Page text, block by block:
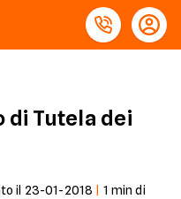
di Tutela dei
il 23-01-2018 1 min di